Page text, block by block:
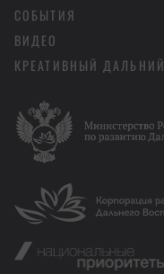
СОБЫТИЯ
ВИДЕО
КРЕАТИВНЫЙ ДАЛЬНИЙ